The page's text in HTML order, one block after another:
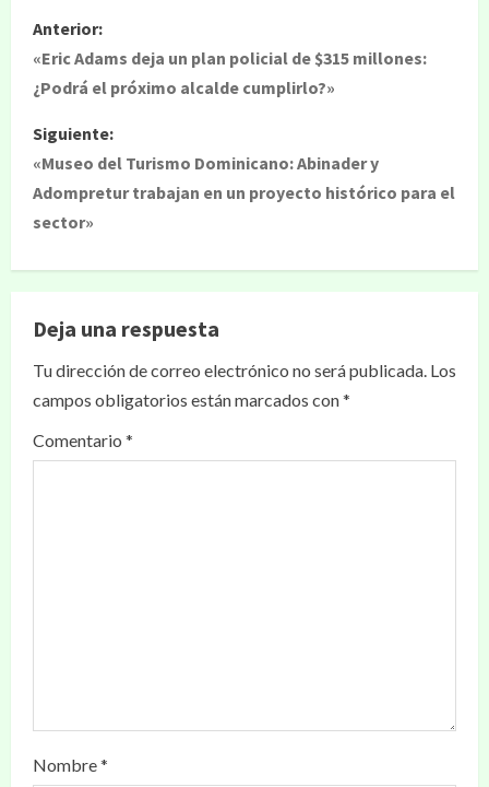
Anterior:
«Eric Adams deja un plan policial de $315 millones:
¿Podrá el próximo alcalde cumplirlo?»
Siguiente:
«Museo del Turismo Dominicano: Abinader y
Adompretur trabajan en un proyecto histórico para el
sector»
Deja una respuesta
Tu dirección de correo electrónico no será publicada. Los
campos obligatorios están marcados con*
Comentario *
Nombre*